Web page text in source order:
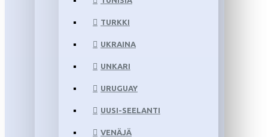
TURKKI
UKRAINA
UNKARI
URUGUAY
UUSI-SEELANTI
VENÄJÄ